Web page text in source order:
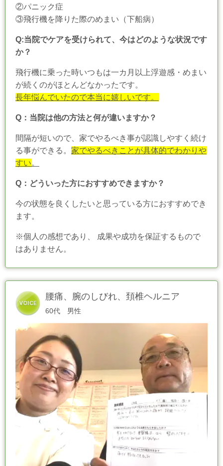
②パニック症
③飛行機を降りた際のめまい（下船病）
Q:当院でケアを受けられて、今はどのような状況です
か？
飛行機に乗った時いつもは一カ月以上浮遊感・めまい
が続くのがほとんどなかったです。
長年悩んでいたので本当に嬉しいです。
Q：当院は他の方法と何が違いますか？
間隔が短いので、家でやるべき事が認識しやすく続け
る事ができる。 家でやるべきことが具体的でわかりや
すい。
Q：どういった方におすすめできますか？
今の状態を良くしたいと思っている方におすすめでき
ます。
※個人の感想であり、 成果や成功を保証するもので
はありません。
腰痛、腕のしびれ、頚椎ヘルニア
60代 男性